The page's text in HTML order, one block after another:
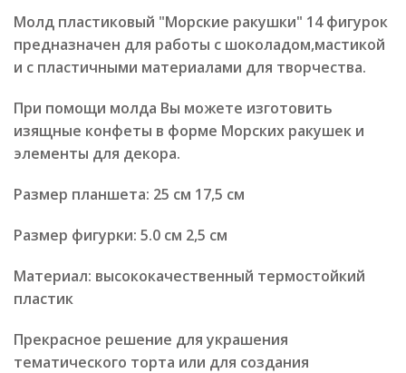
Молд пластиковый "Морские ракушки" 14 фигурок
предназначен для работы с шоколадом,мастикой
и с пластичными материалами для творчества.
При помощи молда Вы можете изготовить
изящные конфеты в форме Морских ракушек и
элементы для декора.
Размер планшета: 25 см 17,5 см
Размер фигурки: 5.0 см 2,5 см
Материал: высококачественный термостойкий
пластик
Прекрасное решение для украшения
тематического торта или для создания